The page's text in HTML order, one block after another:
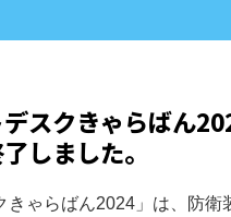
スクきゃらばん
しました。
きゃらばん2024」は、防